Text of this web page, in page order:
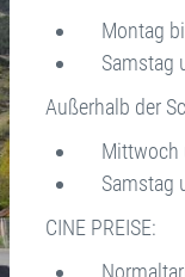
Montag
Samstag
Außerhalb der
Mittwoch
Samstag
CINE PREISE: